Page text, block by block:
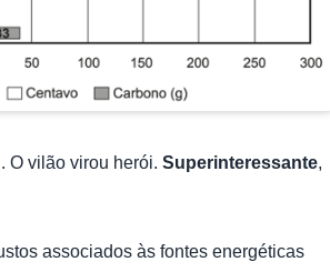
O vilão virou herói. Superinteressante,
associados às fontes energéticas